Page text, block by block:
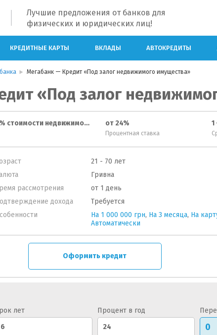
Лучшие предложения от банков для
физических и юридических лиц!
КРЕДИТНЫЕ КАРТЫ ВКЛАДЫ АВТОКРЕДИТЫ
Мегабанк — Кредит «Под залог недвижимого имущества»
«Под залог
До 50% стоимости недвижимости от 24%
Процентная ставка
1
21 - 70 лет
Гривна
рассмотрения
от 1 день
дохода
Требуется
На 1 000 000 грн, На 3 месяца, На
Автоматически
Оформить кредит
лет Процент в год